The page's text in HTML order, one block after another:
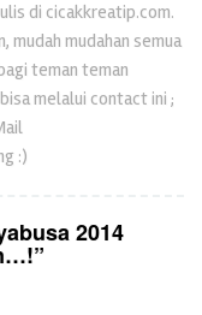
di cicakkreatip.com.
mudah mudahan semua
teman teman
melalui contact ini ;
:)
2014
”